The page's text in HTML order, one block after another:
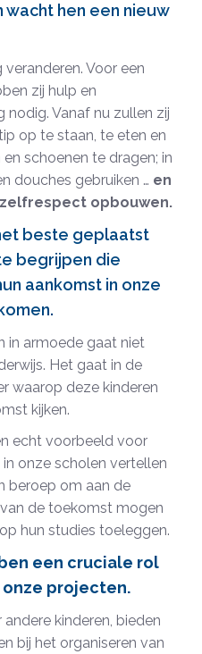
hen een nieuw
Voor een
zij hulp en
nodig. Vanaf nu zullen zij
op te staan, te eten en
schoenen te dragen; in
douches gebruiken … en
opbouwen.
beste geplaatst
begrijpen die
aankomst in onze
in armoede gaat niet
Het gaat in de
waarop deze kinderen
kijken.
echt voorbeeld voor
onze scholen vertellen
beroep om aan de
de toekomst mogen
hun studies toeleggen.
een cruciale rol
projecten.
kinderen, bieden
bij het organiseren van